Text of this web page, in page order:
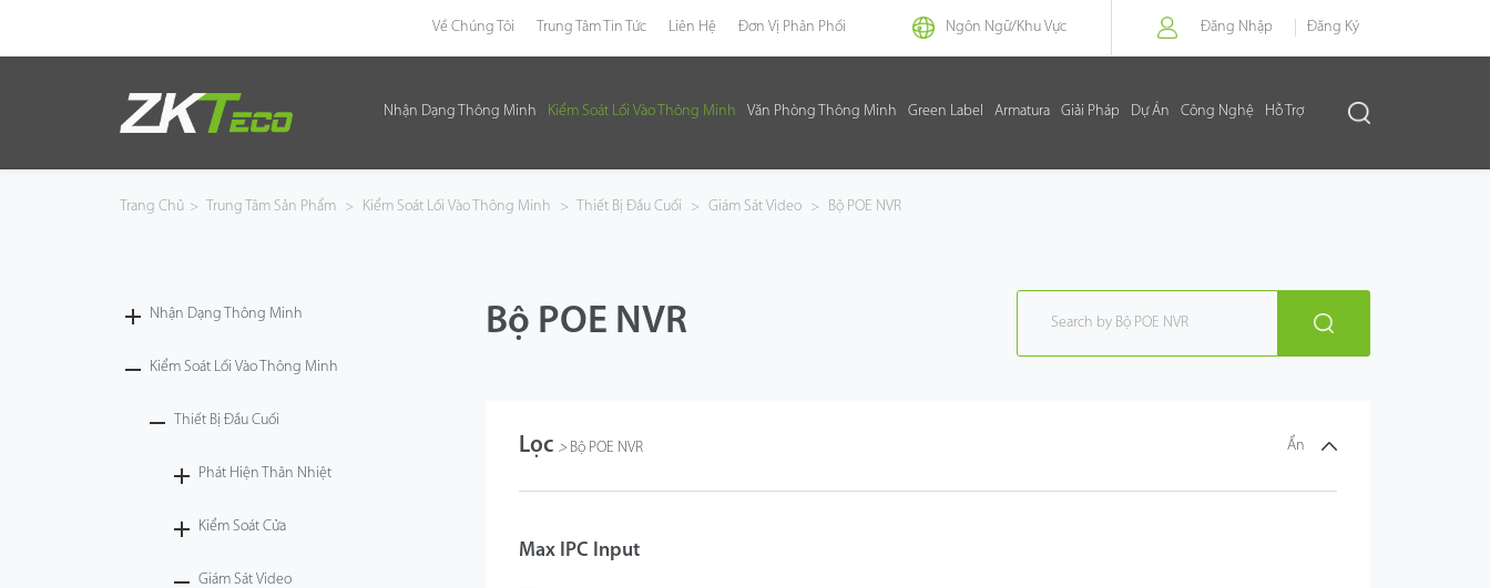
Về Chúng Tôi Trung Tâm Tin Tức Liên Hệ Đơn Vị Phân Phối Ngôn Ngữ/Khu Vực Đăng Nhập Đăng Ký
Nhận Dạng Thông Minh Kiểm Soát Lối Vào Thông Minh Văn Phòng Thông Minh Green Label Armatura Giải Pháp Dự Án Công Nghệ
Hỗ Trợ
Kiểm Soát Lối Vào Thông Minh
Trang Chủ > Trung Tâm Sản Phẩm > Kiểm Soát Lối Vào Thông Minh > Thiết Bị Đầu Cuối > Giám Sát Video > Bộ POE NVR
Nhận Dạng Thông Minh
Kiểm Soát Lối Vào Thông Minh
Thiết Bị Đầu Cuối
Phát Hiện Thân Nhiệt
Kiểm Soát Cửa
Giám Sát Video
Bộ POE NVR
Lọc > Bộ POE NVR Ẩn
Max IPC Input